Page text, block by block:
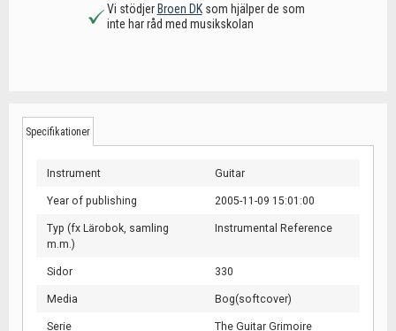
Vi stödjerBroen DKsom hjälper de som
inte har råd med musikskolan
Specifikationer
Instrument Guitar
Year of publishing 2005-11-09 15:01:00
Typ (fx Lärobok, samling
m.m.)
Instrumental Reference
Sidor 330
Media Bog(softcover)
Serie The Guitar Grimoire